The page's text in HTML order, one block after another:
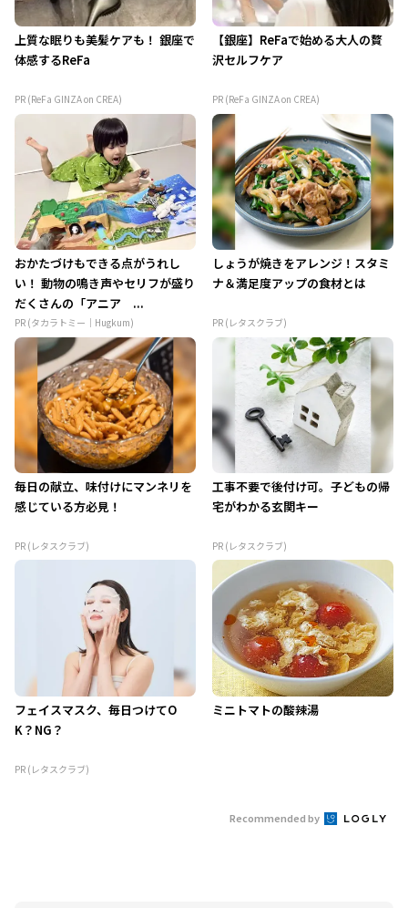
上質な眠りも美髪ケアも！ 銀座で
体感するReFa
PR (ReFa GINZA on CREA)
【銀座】ReFaで始める大人の贅
沢セルフケア
PR (ReFa GINZA on CREA)
おかたづけもできる点がうれし
い！ 動物の鳴き声やセリフが盛り
だくさんの「アニア ...
PR (タカラトミー｜Hugkum)
しょうが焼きをアレンジ！スタミ
ナ＆満足度アップの食材とは
PR (レタスクラブ)
毎日の献立、味付けにマンネリを
感じている方必見！
PR (レタスクラブ)
工事不要で後付け可。子どもの帰
宅がわかる玄関キー
PR (レタスクラブ)
フェイスマスク、毎日つけてO
K？NG？
PR (レタスクラブ)
ミニトマトの酸辣湯
Recommended by